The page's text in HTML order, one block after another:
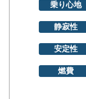
乗り心地
静寂性
安定性
燃費